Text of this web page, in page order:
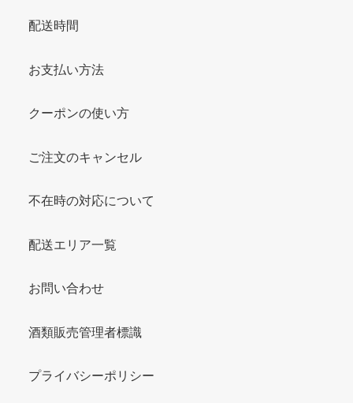
配送時間
お支払い方法
クーポンの使い方
ご注文のキャンセル
不在時の対応について
配送エリア一覧
お問い合わせ
酒類販売管理者標識
プライバシーポリシー